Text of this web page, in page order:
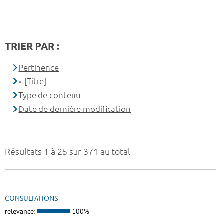
Résultats 1 à 25 sur 371 au total
CONSULTATIONS
relevance: 100%
TRIER PAR :
Pertinence
[Titre]
Type de contenu
Date de dernière modification